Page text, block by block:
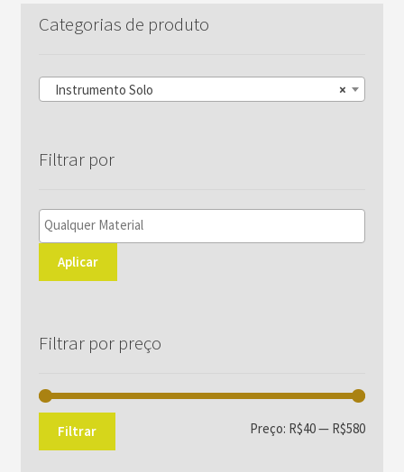
Categorias de produto
×
Instrumento Solo
Filtrar por
Aplicar
Filtrar por preço
Preço
Preço
Filtrar Preço: R$40— R$580